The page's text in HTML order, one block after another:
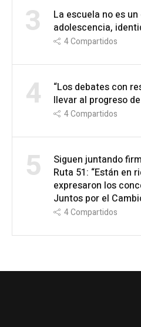
3
La escuela no es
adolescencia,
4Compartidos
4
“Los debates con
llevar al progreso
4Compartidos
5
Siguen juntando
Ruta 51: “Están en
expresaron los
Juntos por el
4Compartidos